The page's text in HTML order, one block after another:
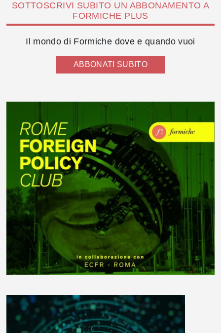
SOTTOSCRIVI SUBITO UN ABBONAMENTO A
FORMICHE PLUS
Il mondo di Formiche dove e quando vuoi
ABBONATI SUBITO